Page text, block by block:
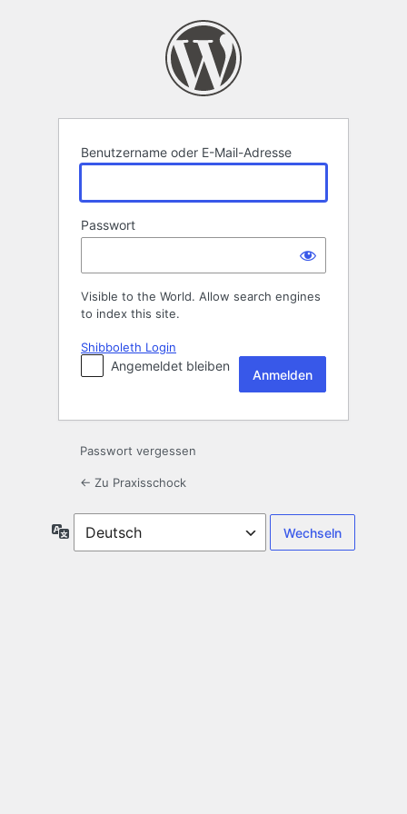
Benutzername oder E-Mail-Adresse
Passwort
Visible to the World. Allow search engines
to index this site.
Shibboleth Login
Angemeldet bleiben
Passwort vergessen
← Zu Praxisschock
Sprache